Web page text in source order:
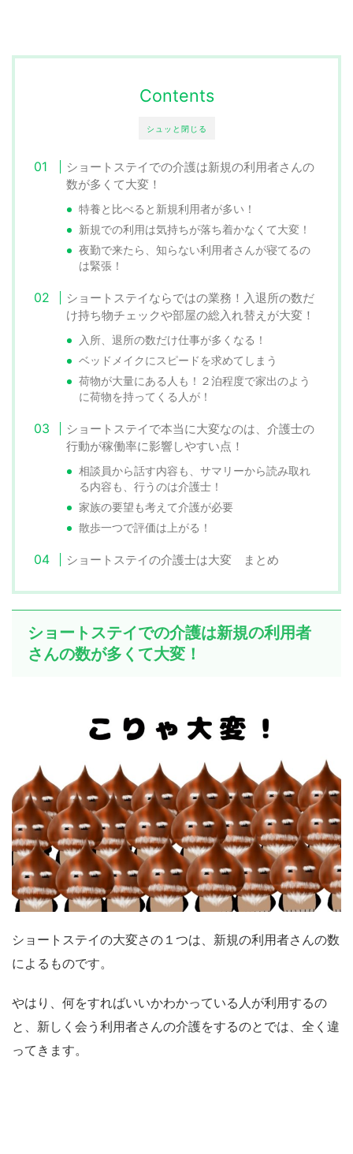
シュッと閉じる
Contents
ショートステイでの介護は新規の利用者さんの
数が多くて大変！
特養と比べると新規利用者が多い！
新規での利用は気持ちが落ち着かなくて大変！
夜勤で来たら、知らない利用者さんが寝てるの
は緊張！
ショートステイならではの業務！入退所の数だ
け持ち物チェックや部屋の総入れ替えが大変！
入所、退所の数だけ仕事が多くなる！
ベッドメイクにスピードを求めてしまう
荷物が大量にある人も！２泊程度で家出のよう
に荷物を持ってくる人が！
ショートステイで本当に大変なのは、介護士の
行動が稼働率に影響しやすい点！
相談員から話す内容も、サマリーから読み取れ
る内容も、行うのは介護士！
家族の要望も考えて介護が必要
散歩一つで評価は上がる！
ショートステイの介護士は大変 まとめ
ショートステイでの介護は新規の利用者
さんの数が多くて大変！
ショートステイの大変さの１つは、新規の利用者さんの数
によるものです。
やはり、何をすればいいかわかっている人が利用するの
と、新しく会う利用者さんの介護をするのとでは、全く違
ってきます。